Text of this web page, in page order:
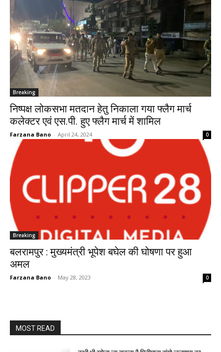
Breaking
निष्पक्ष लोकसभा मतदान हेतु निकाला गया फ्लैग मार्च
कलेक्टर एवं एस.पी. हुए फ्लैग मार्च में शामिल
Farzana Bano - April 24, 2024 0
Breaking
बलरामपुर : मुख्यमंत्री भूपेश बघेल की घोषणा पर हुआ
अमल
Farzana Bano - May 28, 2023 0
MOST READ